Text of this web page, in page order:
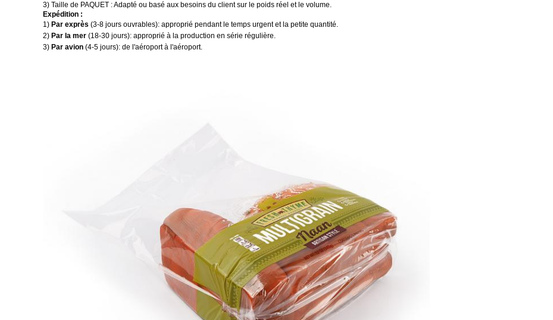
3) Taille de PAQUET : Adapté ou basé aux besoins du client sur le poids réel et le volume.
Expédition :
1) Par exprès (3-8 jours ouvrables): approprié pendant le temps urgent et la petite quantité.
2) Par la mer (18-30 jours): approprié à la production en série régulière.
3) Par avion (4-5 jours): de l'aéroport à l'aéroport.